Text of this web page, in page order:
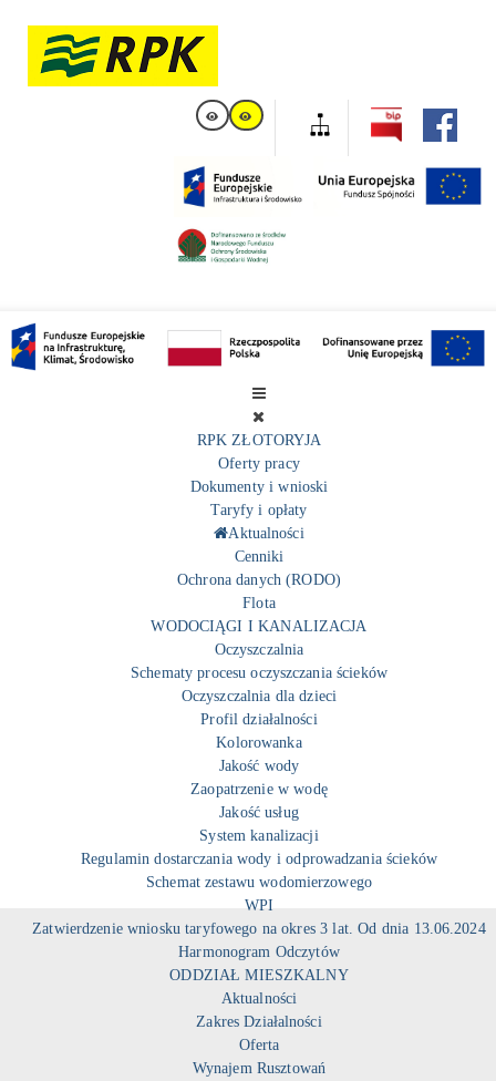
RPK ZŁOTORYJA
Oferty pracy
Dokumenty i wnioski
Taryfy i opłaty
Aktualności
Cenniki
Ochrona danych (RODO)
Flota
WODOCIĄGI I KANALIZACJA
Oczyszczalnia
Schematy procesu oczyszczania ścieków
Oczyszczalnia dla dzieci
Profil działalności
Kolorowanka
Jakość wody
Zaopatrzenie w wodę
Jakość usług
System kanalizacji
Regulamin dostarczania wody i odprowadzania ścieków
Schemat zestawu wodomierzowego
WPI
Zatwierdzenie wniosku taryfowego na okres 3 lat. Od dnia 13.06.2024
Harmonogram Odczytów
ODDZIAŁ MIESZKALNY
Aktualności
Zakres Działalności
Oferta
Wynajem Rusztowań